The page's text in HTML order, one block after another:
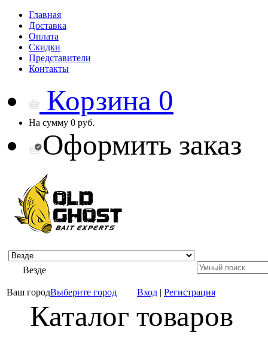
Главная
Доставка
Оплата
Скидки
Представители
Контакты
Корзина 0
На сумму 0 руб.
Оформить заказ
Везде
Ваш городВыберите город Вход | Регистрация
Каталог товаров